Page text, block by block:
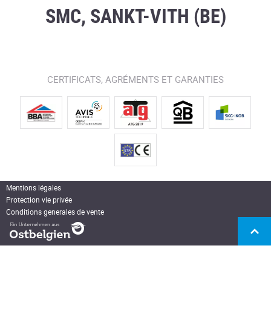
SMC, SANKT-VITH (BE)
CERTIFICATS, AGRÉMENTS ET GARANTIES
Mentions légales
Protection vie privée
Conditions generales de vente